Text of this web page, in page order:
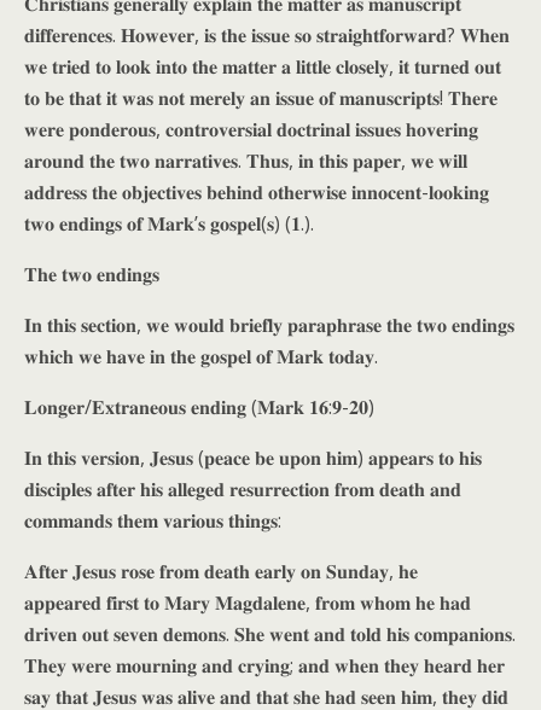
𝐝𝐢𝐟𝐟𝐞𝐫𝐞𝐧𝐜𝐞𝐬. 𝐇𝐨𝐰𝐞𝐯𝐞𝐫, 𝐢𝐬 𝐭𝐡𝐞 𝐢𝐬𝐬𝐮𝐞 𝐬𝐨 𝐬𝐭𝐫𝐚𝐢𝐠𝐡𝐭𝐟𝐨𝐫𝐰𝐚𝐫𝐝? 𝐖𝐡𝐞𝐧
𝐰𝐞 𝐭𝐫𝐢𝐞𝐝 𝐭𝐨 𝐥𝐨𝐨𝐤 𝐢𝐧𝐭𝐨 𝐭𝐡𝐞 𝐦𝐚𝐭𝐭𝐞𝐫 𝐚 𝐥𝐢𝐭𝐭𝐥𝐞 𝐜𝐥𝐨𝐬𝐞𝐥𝐲, 𝐢𝐭 𝐭𝐮𝐫𝐧𝐞𝐝 𝐨𝐮𝐭
𝐭𝐨 𝐛𝐞 𝐭𝐡𝐚𝐭 𝐢𝐭 𝐰𝐚𝐬 𝐧𝐨𝐭 𝐦𝐞𝐫𝐞𝐥𝐲 𝐚𝐧 𝐢𝐬𝐬𝐮𝐞 𝐨𝐟 𝐦𝐚𝐧𝐮𝐬𝐜𝐫𝐢𝐩𝐭𝐬! 𝐓𝐡𝐞𝐫𝐞
𝐰𝐞𝐫𝐞 𝐩𝐨𝐧𝐝𝐞𝐫𝐨𝐮𝐬, 𝐜𝐨𝐧𝐭𝐫𝐨𝐯𝐞𝐫𝐬𝐢𝐚𝐥 𝐝𝐨𝐜𝐭𝐫𝐢𝐧𝐚𝐥 𝐢𝐬𝐬𝐮𝐞𝐬 𝐡𝐨𝐯𝐞𝐫𝐢𝐧𝐠
𝐚𝐫𝐨𝐮𝐧𝐝 𝐭𝐡𝐞 𝐭𝐰𝐨 𝐧𝐚𝐫𝐫𝐚𝐭𝐢𝐯𝐞𝐬. 𝐓𝐡𝐮𝐬, 𝐢𝐧 𝐭𝐡𝐢𝐬 𝐩𝐚𝐩𝐞𝐫, 𝐰𝐞 𝐰𝐢𝐥𝐥
𝐚𝐝𝐝𝐫𝐞𝐬𝐬 𝐭𝐡𝐞 𝐨𝐛𝐣𝐞𝐜𝐭𝐢𝐯𝐞𝐬 𝐛𝐞𝐡𝐢𝐧𝐝 𝐨𝐭𝐡𝐞𝐫𝐰𝐢𝐬𝐞 𝐢𝐧𝐧𝐨𝐜𝐞𝐧𝐭-𝐥𝐨𝐨𝐤𝐢𝐧𝐠
𝐭𝐰𝐨 𝐞𝐧𝐝𝐢𝐧𝐠𝐬 𝐨𝐟 𝐌𝐚𝐫𝐤’𝐬 𝐠𝐨𝐬𝐩𝐞𝐥(𝐬) (𝟏.).
𝐓𝐡𝐞 𝐭𝐰𝐨 𝐞𝐧𝐝𝐢𝐧𝐠𝐬
𝐈𝐧 𝐭𝐡𝐢𝐬 𝐬𝐞𝐜𝐭𝐢𝐨𝐧, 𝐰𝐞 𝐰𝐨𝐮𝐥𝐝 𝐛𝐫𝐢𝐞𝐟𝐥𝐲 𝐩𝐚𝐫𝐚𝐩𝐡𝐫𝐚𝐬𝐞 𝐭𝐡𝐞 𝐭𝐰𝐨 𝐞𝐧𝐝𝐢𝐧𝐠𝐬
𝐰𝐡𝐢𝐜𝐡 𝐰𝐞 𝐡𝐚𝐯𝐞 𝐢𝐧 𝐭𝐡𝐞 𝐠𝐨𝐬𝐩𝐞𝐥 𝐨𝐟 𝐌𝐚𝐫𝐤 𝐭𝐨𝐝𝐚𝐲.
𝐋𝐨𝐧𝐠𝐞𝐫/𝐄𝐱𝐭𝐫𝐚𝐧𝐞𝐨𝐮𝐬 𝐞𝐧𝐝𝐢𝐧𝐠 (𝐌𝐚𝐫𝐤 𝟏𝟔:𝟗-𝟐𝟎)
𝐈𝐧 𝐭𝐡𝐢𝐬 𝐯𝐞𝐫𝐬𝐢𝐨𝐧, 𝐉𝐞𝐬𝐮𝐬 (𝐩𝐞𝐚𝐜𝐞 𝐛𝐞 𝐮𝐩𝐨𝐧 𝐡𝐢𝐦) 𝐚𝐩𝐩𝐞𝐚𝐫𝐬 𝐭𝐨 𝐡𝐢𝐬
𝐝𝐢𝐬𝐜𝐢𝐩𝐥𝐞𝐬 𝐚𝐟𝐭𝐞𝐫 𝐡𝐢𝐬 𝐚𝐥𝐥𝐞𝐠𝐞𝐝 𝐫𝐞𝐬𝐮𝐫𝐫𝐞𝐜𝐭𝐢𝐨𝐧 𝐟𝐫𝐨𝐦 𝐝𝐞𝐚𝐭𝐡 𝐚𝐧𝐝
𝐜𝐨𝐦𝐦𝐚𝐧𝐝𝐬 𝐭𝐡𝐞𝐦 𝐯𝐚𝐫𝐢𝐨𝐮𝐬 𝐭𝐡𝐢𝐧𝐠𝐬:
𝐀𝐟𝐭𝐞𝐫 𝐉𝐞𝐬𝐮𝐬 𝐫𝐨𝐬𝐞 𝐟𝐫𝐨𝐦 𝐝𝐞𝐚𝐭𝐡 𝐞𝐚𝐫𝐥𝐲 𝐨𝐧 𝐒𝐮𝐧𝐝𝐚𝐲, 𝐡𝐞
𝐚𝐩𝐩𝐞𝐚𝐫𝐞𝐝 𝐟𝐢𝐫𝐬𝐭 𝐭𝐨 𝐌𝐚𝐫𝐲 𝐌𝐚𝐠𝐝𝐚𝐥𝐞𝐧𝐞, 𝐟𝐫𝐨𝐦 𝐰𝐡𝐨𝐦 𝐡𝐞 𝐡𝐚𝐝
𝐝𝐫𝐢𝐯𝐞𝐧 𝐨𝐮𝐭 𝐬𝐞𝐯𝐞𝐧 𝐝𝐞𝐦𝐨𝐧𝐬. 𝐒𝐡𝐞 𝐰𝐞𝐧𝐭 𝐚𝐧𝐝 𝐭𝐨𝐥𝐝 𝐡𝐢𝐬 𝐜𝐨𝐦𝐩𝐚𝐧𝐢𝐨𝐧𝐬.
𝐓𝐡𝐞𝐲 𝐰𝐞𝐫𝐞 𝐦𝐨𝐮𝐫𝐧𝐢𝐧𝐠 𝐚𝐧𝐝 𝐜𝐫𝐲𝐢𝐧𝐠; 𝐚𝐧𝐝 𝐰𝐡𝐞𝐧 𝐭𝐡𝐞𝐲 𝐡𝐞𝐚𝐫𝐝 𝐡𝐞𝐫
𝐬𝐚𝐲 𝐭𝐡𝐚𝐭 𝐉𝐞𝐬𝐮𝐬 𝐰𝐚𝐬 𝐚𝐥𝐢𝐯𝐞 𝐚𝐧𝐝 𝐭𝐡𝐚𝐭 𝐬𝐡𝐞 𝐡𝐚𝐝 𝐬𝐞𝐞𝐧 𝐡𝐢𝐦, 𝐭𝐡𝐞𝐲 𝐝𝐢𝐝